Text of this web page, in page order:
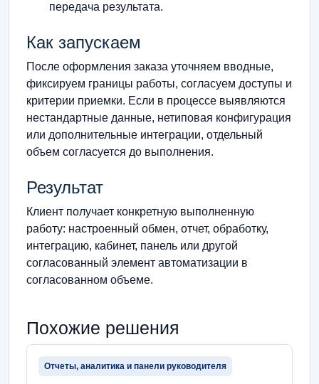
передача результата.
Как запускаем
После оформления заказа уточняем вводные,
фиксируем границы работы, согласуем доступы и
критерии приемки. Если в процессе выявляются
нестандартные данные, нетиповая конфигурация
или дополнительные интеграции, отдельный
объем согласуется до выполнения.
Результат
Клиент получает конкретную выполненную
работу: настроенный обмен, отчет, обработку,
интеграцию, кабинет, панель или другой
согласованный элемент автоматизации в
согласованном объеме.
Похожие решения
Отчеты, аналитика и панели руководителя